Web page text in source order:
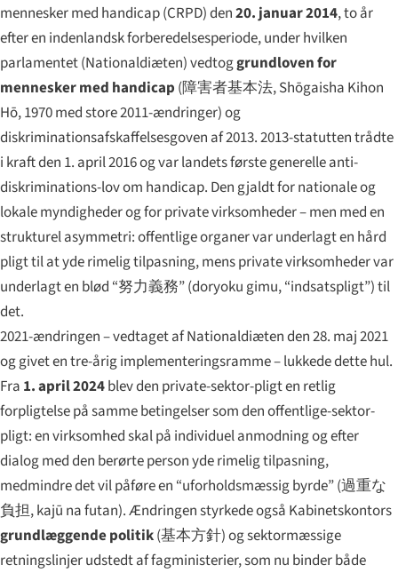
mennesker med handicap (CRPD) den20. januar 2014, to år
efter en indenlandsk forberedelsesperiode, under hvilken
parlamentet (Nationaldiæten) vedtoggrundloven for
mennesker med handicap (障害者基本法,Shōgaisha Kihon
Hō, 1970 med store 2011-ændringer) og
diskriminationsafskaffelsesgoven af 2013. 2013-statutten trådte
i kraft den 1. april 2016 og var landets første generelle anti-
diskriminations-lov om handicap. Den gjaldt for nationale og
lokale myndigheder og for private virksomheder – men med en
strukturel asymmetri: offentlige organer var underlagt en hård
pligt til at yde rimelig tilpasning, mens private virksomheder var
underlagt en blød “努力義務” (doryoku gimu, “indsatspligt”) til
det.
2021-ændringen – vedtaget af Nationaldiæten den 28. maj 2021
og givet en tre-årig implementeringsramme – lukkede dette hul.
Fra 1. april 2024blev den private-sektor-pligt en retlig
forpligtelse på samme betingelser som den offentlige-sektor-
pligt: en virksomhed skal på individuel anmodning og efter
dialog med den berørte person yde rimelig tilpasning,
medmindre det vil påføre en “uforholdsmæssig byrde” (過重な
負担,kajū na futan). Ændringen styrkede også Kabinetskontors
grundlæggende politik(基本方針) og sektormæssige
retningslinjer udstedt af fagministerier, som nu binder både